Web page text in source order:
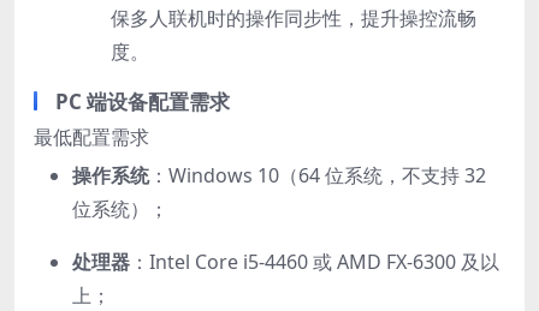
保多人联机时的操作同步性，提升操控流畅
度。
PC 端设备配置需求
最低配置需求
操作系统：Windows 10（64 位系统，不支持 32
位系统）；
处理器 ：Intel Core i5-4460 或 AMD FX-6300 及以
上；